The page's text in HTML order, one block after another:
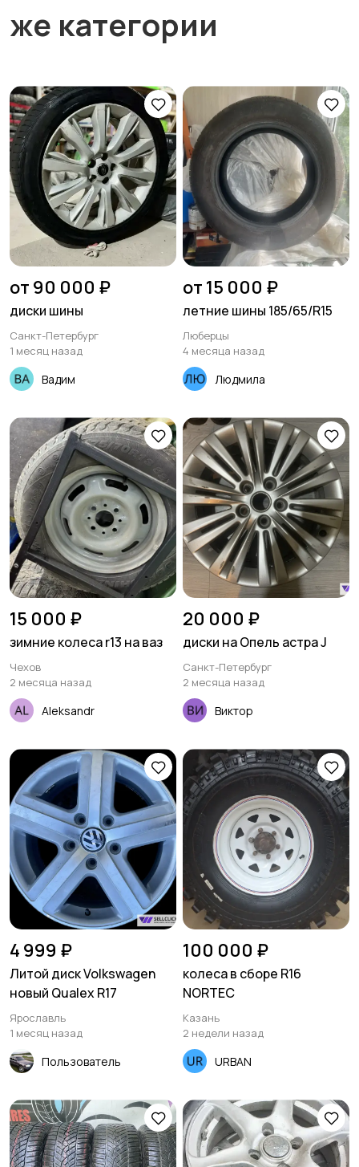
же категории
от 90 000 ₽
диски шины
Санкт-Петербург
1 месяц назад
Вадим
от 15 000 ₽
летние шины 185/65/R15
Люберцы
4 месяца назад
Людмила
15 000 ₽
зимние колеса r13 на ваз
Чехов
2 месяца назад
Aleksandr
20 000 ₽
диски на Опель астра J
Санкт-Петербург
2 месяца назад
Виктор
4 999 ₽
Литой диск Volkswagen
новый Qualex R17
Ярославль
1 месяц назад
Пользователь
100 000 ₽
колеса в сборе R16
NORTEC
Казань
2 недели назад
URBAN